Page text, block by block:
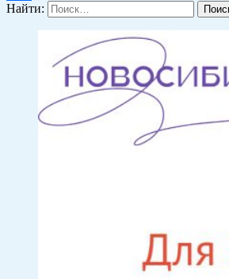
Отправить
Найти: